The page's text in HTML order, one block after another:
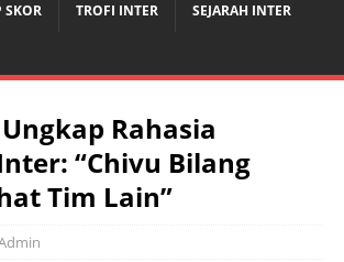
SKOR TROFI INTER SEJARAH INTER
Rahasia
“Chivu Bilang
Tim Lain”